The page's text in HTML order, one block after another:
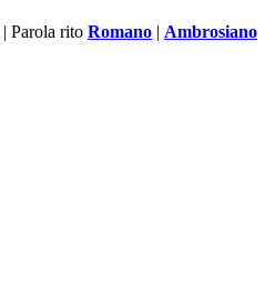
| Parola rito Romano | Ambrosiano